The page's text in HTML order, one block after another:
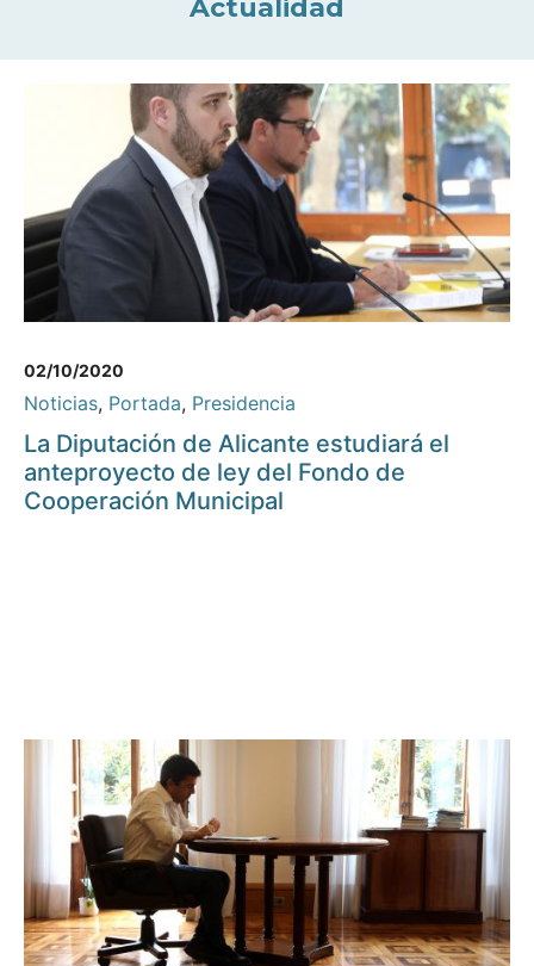
Actualidad
02/10/2020
Noticias, Portada, Presidencia
La Diputación de Alicante estudiará el
anteproyecto de ley del Fondo de
Cooperación Municipal